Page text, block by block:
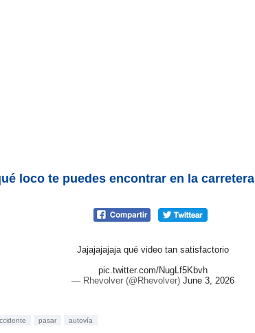
loco te puedes encontrar en la carretera
Jajajajajaja qué video tan satisfactorio
pic.twitter.com/NugLf5Kbvh
— Rhevolver (@Rhevolver) June 3, 2026
pasar autovía